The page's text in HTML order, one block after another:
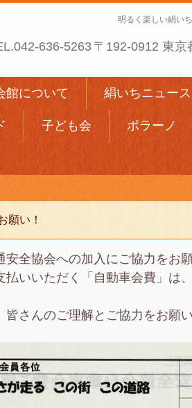
明るく楽しい絹い
042-636-5263 〒192-0912 東京
館について 絹いちニュース
子ども会 ポラーノ
願い！
全協会への加入にご協力をお
払いいただく「自動車会費」は
さんのご理解とご協力をお願い